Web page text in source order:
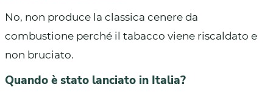
No, non produce la classica cenere da
combustione perché il tabacco viene riscaldato e
non bruciato.
Quando è stato lanciato in Italia?